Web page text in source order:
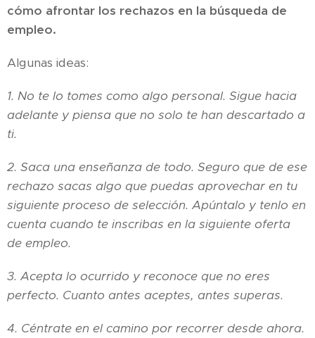
cómo afrontar los rechazos en la búsqueda de
empleo.
Algunas ideas:
1. No te lo tomes como algo personal. Sigue hacia
adelante y piensa que no solo te han descartado a
ti.
2. Saca una enseñanza de todo. Seguro que de ese
rechazo sacas algo que puedas aprovechar en tu
siguiente proceso de selección. Apúntalo y tenlo en
cuenta cuando te inscribas en la siguiente oferta
de empleo.
3. Acepta lo ocurrido y reconoce que no eres
perfecto. Cuanto antes aceptes, antes superas.
4. Céntrate en el camino por recorrer desde ahora.